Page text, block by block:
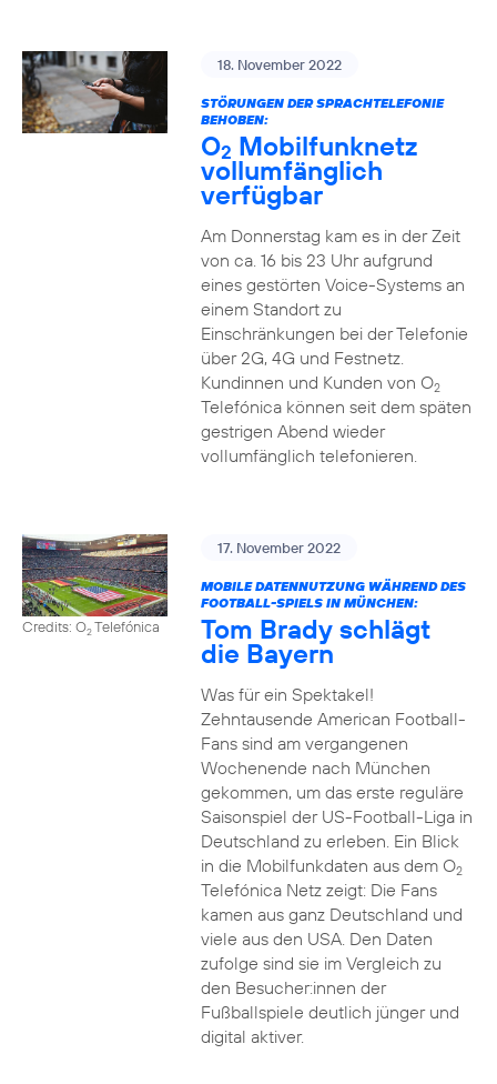
18. November 2022
STÖRUNGEN DER SPRACHTELEFONIE
BEHOBEN:
O2 Mobilfunknetz
vollumfänglich
verfügbar
Am Donnerstag kam es in der Zeit
von ca. 16 bis 23 Uhr aufgrund
eines gestörten Voice-Systems an
einem Standort zu
Einschränkungen bei der Telefonie
über 2G, 4G und Festnetz.
Kundinnen und Kunden von O2
Telefónica können seit dem späten
gestrigen Abend wieder
vollumfänglich telefonieren.
Credits: O2Telefónica
17. November 2022
MOBILE DATENNUTZUNG WÄHREND DES
FOOTBALL-SPIELS IN MÜNCHEN:
Tom Brady schlägt
die Bayern
Was für ein Spektakel!
Zehntausende American Football-
Fans sind am vergangenen
Wochenende nach München
gekommen, um das erste reguläre
Saisonspiel der US-Football-Liga in
Deutschland zu erleben. Ein Blick
in die Mobilfunkdaten aus dem O2
Telefónica Netz zeigt: Die Fans
kamen aus ganz Deutschland und
viele aus den USA. Den Daten
zufolge sind sie im Vergleich zu
den Besucher:innen der
Fußballspiele deutlich jünger und
digital aktiver.